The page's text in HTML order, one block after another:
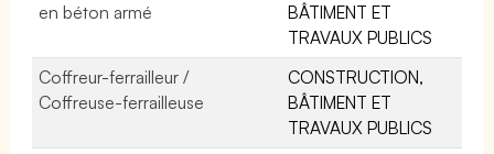
en béton armé
BÂTIMENT ET
TRAVAUX PUBLICS
Coffreur-ferrailleur /
Coffreuse-ferrailleuse
CONSTRUCTION,
BÂTIMENT ET
TRAVAUX PUBLICS